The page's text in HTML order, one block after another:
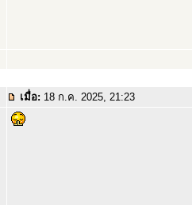
เมื่อ: 18 ก.ค. 2025, 21:23